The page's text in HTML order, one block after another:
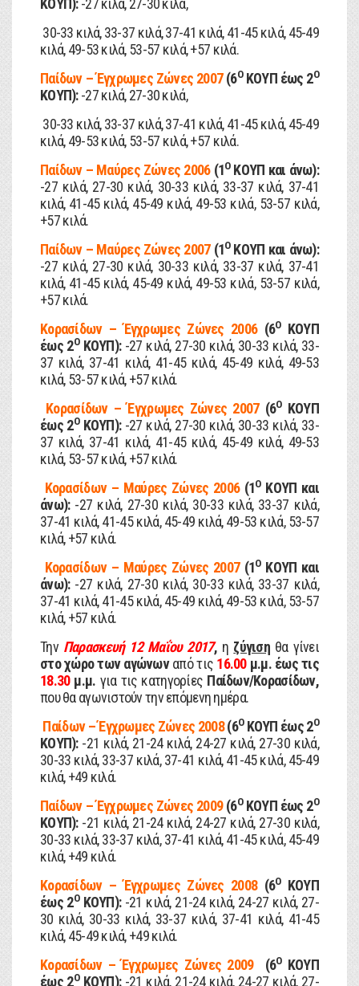
ΚΟΥΠ):-27 κιλά, 27-30 κιλά,
30-33 κιλά, 33-37 κιλά, 37-41 κιλά, 41-45 κιλά, 45-49
κιλά, 49-53 κιλά, 53-57 κιλά, +57 κιλά.
Παίδων – Έγχρωμες Ζώνες 2007(6ΟΚΟΥΠ έως 2Ο
ΚΟΥΠ):-27 κιλά, 27-30 κιλά,
30-33 κιλά, 33-37 κιλά, 37-41 κιλά, 41-45 κιλά, 45-49
κιλά, 49-53 κιλά, 53-57 κιλά, +57 κιλά.
Παίδων – Μαύρες Ζώνες 2006(1ΟΚΟΥΠ και άνω):
-27 κιλά, 27-30 κιλά, 30-33 κιλά, 33-37 κιλά, 37-41
κιλά, 41-45 κιλά, 45-49 κιλά, 49-53 κιλά, 53-57 κιλά,
+57 κιλά.
Παίδων – Μαύρες Ζώνες 2007(1ΟΚΟΥΠ και άνω):
-27 κιλά, 27-30 κιλά, 30-33 κιλά, 33-37 κιλά, 37-41
κιλά, 41-45 κιλά, 45-49 κιλά, 49-53 κιλά, 53-57 κιλά,
+57 κιλά.
Κορασίδων – Έγχρωμες Ζώνες 2006(6ΟΚΟΥΠ
έως 2ΟΚΟΥΠ):-27 κιλά, 27-30 κιλά, 30-33 κιλά, 33-
37 κιλά, 37-41 κιλά, 41-45 κιλά, 45-49 κιλά, 49-53
κιλά, 53-57 κιλά, +57 κιλά.
Κορασίδων – Έγχρωμες Ζώνες 2007(6ΟΚΟΥΠ
έως 2ΟΚΟΥΠ):-27 κιλά, 27-30 κιλά, 30-33 κιλά, 33-
37 κιλά, 37-41 κιλά, 41-45 κιλά, 45-49 κιλά, 49-53
κιλά, 53-57 κιλά, +57 κιλά.
Κορασίδων – Μαύρες Ζώνες 2006(1ΟΚΟΥΠ και
άνω):-27 κιλά, 27-30 κιλά, 30-33 κιλά, 33-37 κιλά,
37-41 κιλά, 41-45 κιλά, 45-49 κιλά, 49-53 κιλά, 53-57
κιλά, +57 κιλά.
Κορασίδων – Μαύρες Ζώνες 2007(1ΟΚΟΥΠ και
άνω):-27 κιλά, 27-30 κιλά, 30-33 κιλά, 33-37 κιλά,
37-41 κιλά, 41-45 κιλά, 45-49 κιλά, 49-53 κιλά, 53-57
κιλά, +57 κιλά.
Την Παρασκευή 12 Μαΐου 2017, η ζύγισηθα γίνει
στο χώρο των αγώνωναπό τις 16.00μ.μ. έως τις
18.30μ.μ. για τις κατηγορίες Παίδων/Κορασίδων,
που θα αγωνιστούν την επόμενη ημέρα.
Παίδων – Έγχρωμες Ζώνες 2008(6ΟΚΟΥΠ έως 2Ο
ΚΟΥΠ):-21 κιλά, 21-24 κιλά, 24-27 κιλά, 27-30 κιλά,
30-33 κιλά, 33-37 κιλά, 37-41 κιλά, 41-45 κιλά, 45-49
κιλά, +49 κιλά.
Παίδων – Έγχρωμες Ζώνες 2009(6ΟΚΟΥΠ έως 2Ο
ΚΟΥΠ):-21 κιλά, 21-24 κιλά, 24-27 κιλά, 27-30 κιλά,
30-33 κιλά, 33-37 κιλά, 37-41 κιλά, 41-45 κιλά, 45-49
κιλά, +49 κιλά.
Κορασίδων – Έγχρωμες Ζώνες 2008(6ΟΚΟΥΠ
έως 2ΟΚΟΥΠ):-21 κιλά, 21-24 κιλά, 24-27 κιλά, 27-
30 κιλά, 30-33 κιλά, 33-37 κιλά, 37-41 κιλά, 41-45
κιλά, 45-49 κιλά, +49 κιλά.
Κορασίδων – Έγχρωμες Ζώνες 2009(6ΟΚΟΥΠ
έως 2ΟΚΟΥΠ):-21 κιλά, 21-24 κιλά, 24-27 κιλά, 27-